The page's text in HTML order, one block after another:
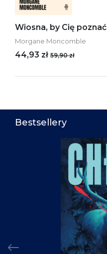
Wiosna, by Cię poznać
Morgane Moncomble
44,93 zł 59,90 zł
Bestsellery